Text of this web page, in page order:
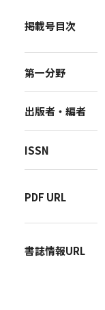
掲載号目次
第一分野
出版者・編者
ISSN
PDF URL
書誌情報URL